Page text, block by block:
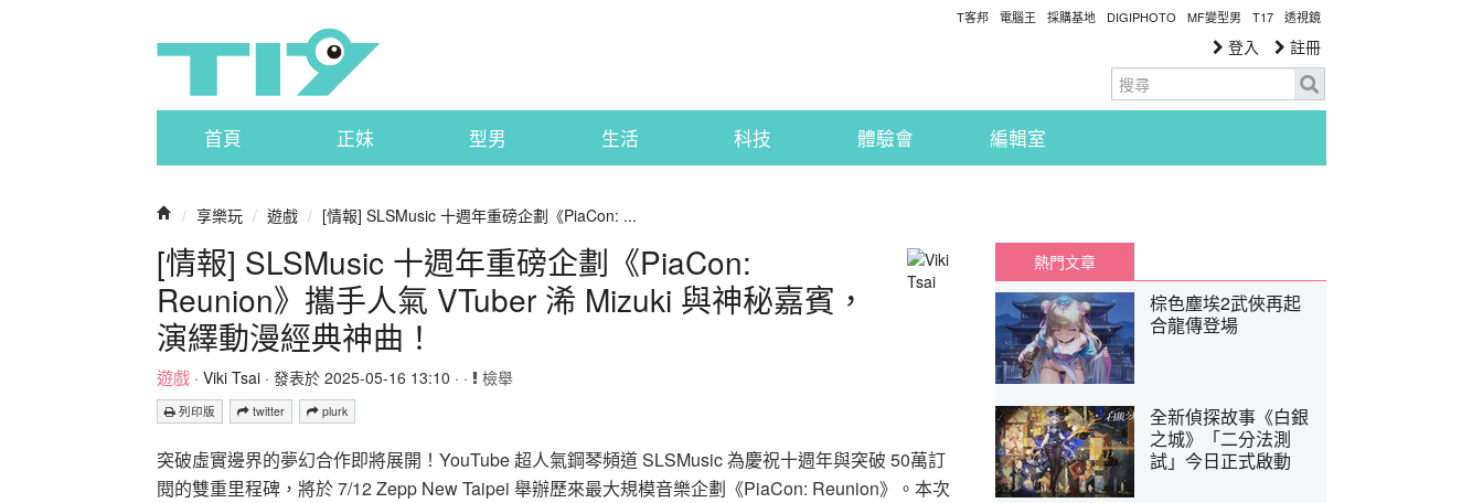
T客邦 電腦王 採購基地 DIGIPHOTO MF變型男 T17 透視鏡
登入 註冊
首頁 正妹 型男 生活 科技 體驗會 編輯室
/ 享樂玩 / 遊戲 / [情報] SLSMusic 十週年重磅企劃《PiaCon: ...
[情報] SLSMusic 十週年重磅企劃《PiaCon:
Reunion》攜手人氣 VTuber 浠 Mizuki 與神秘嘉賓，
演繹動漫經典神曲！
遊戲 · Viki Tsai · 發表於 2025-05-16 13:10 · · 檢舉
列印版 twitter plurk
突破虛實邊界的夢幻合作即將展開！YouTube 超人氣鋼琴頻道 SLSMusic 為慶祝十週年與突破 50萬訂
閱的雙重里程碑，將於 7/12 Zepp New Taipei 舉辦歷來最大規模音樂企劃《PiaCon: Reunion》。本次
熱門文章
棕色塵埃2武俠再起
合龍傳登場
全新偵探故事《白銀
之城》「二分法測
試」今日正式啟動